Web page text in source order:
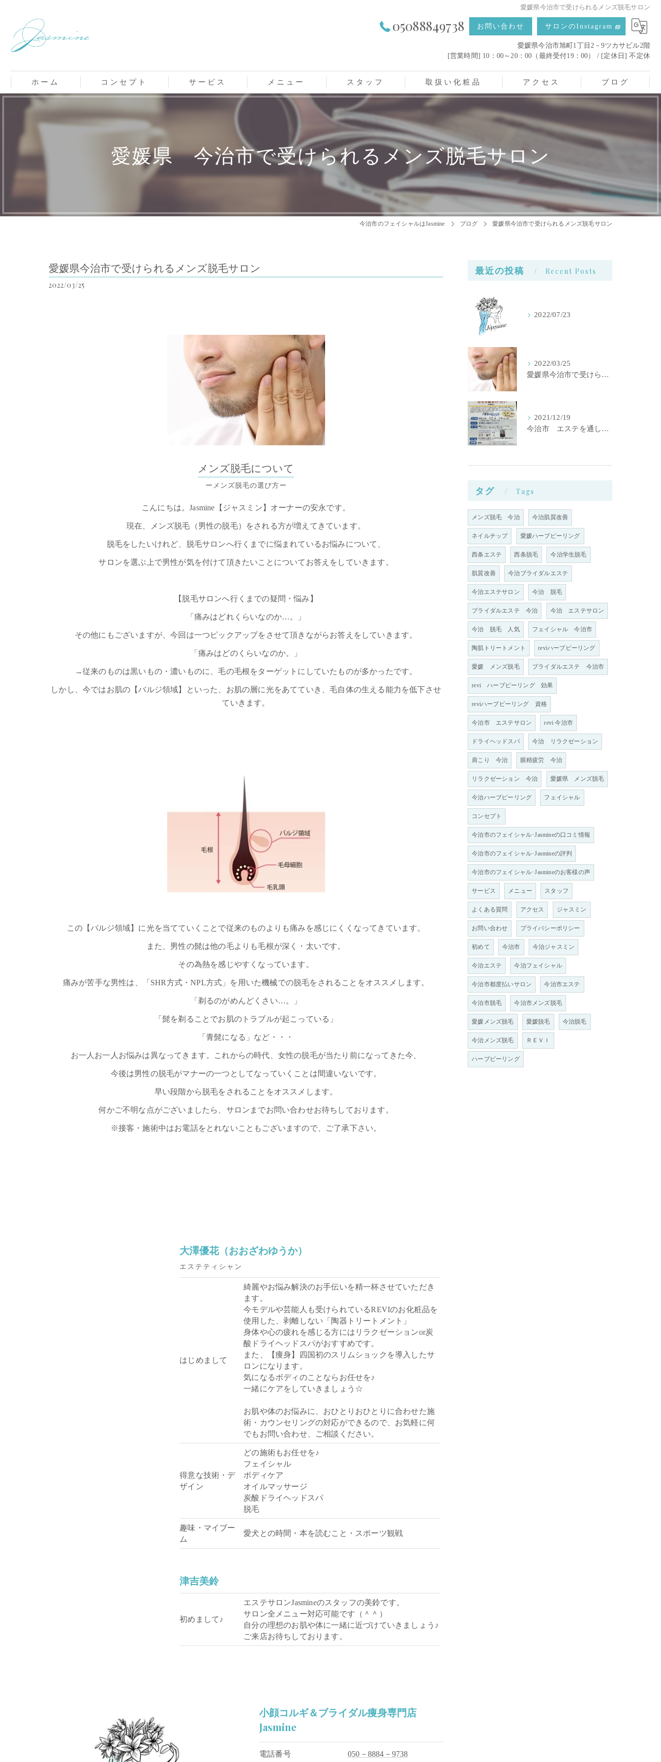
愛媛県今治市で受けられるメンズ脱毛サロン
05088849738 お問い合わせ サロンのInstagram
愛媛県今治市旭町1丁目2－9ツカサビル2階
[営業時間] 10：00～20：00（最終受付19：00） / [定休日] 不定休
ホーム コンセプト サービス メニュー
レディースメニュー
メンズメニュー
学生メニュー
スタッフ 取扱い化粧品 アクセス ブログ
愛媛県 今治市で受けられるメンズ脱毛サロン
今治市のフェイシャルはJasmine ブログ 愛媛県今治市で受けられるメンズ脱毛サロン
愛媛県今治市で受けられるメンズ脱毛サロン
2022/03/25
メンズ脱毛について
ーメンズ脱毛の選び方ー
こんにちは。Jasmine【ジャスミン】オーナーの安永です。
現在、メンズ脱毛（男性の脱毛）をされる方が増えてきています。
脱毛をしたいけれど、脱毛サロンへ行くまでに悩まれているお悩みについて、
サロンを選ぶ上で男性が気を付けて頂きたいことについてお答えをしていきます。
【脱毛サロンへ行くまでの疑問・悩み】
「痛みはどれくらいなのか…。」
その他にもございますが、今回は一つピックアップをさせて頂きながらお答えをしていきます。
「痛みはどのくらいなのか。」
→従来のものは黒いもの・濃いものに、毛の毛根をターゲットにしていたものが多かったです。
しかし、今ではお肌の【バルジ領域】といった、お肌の層に光をあてていき、毛自体の生える能力を低下させ
ていきます。
この【バルジ領域】に光を当てていくことで従来のものよりも痛みを感じにくくなってきています。
また、男性の髭は他の毛よりも毛根が深く・太いです。
その為熱を感じやすくなっています。
痛みが苦手な男性は、「SHR方式・NPL方式」を用いた機械での脱毛をされることをオススメします。
「剃るのがめんどくさい…。」
「髭を剃ることでお肌のトラブルが起こっている」
「青髭になる」など・・・
お一人お一人お悩みは異なってきます。これからの時代、女性の脱毛が当たり前になってきた今、
今後は男性の脱毛がマナーの一つとしてなっていくことは間違いないです。
早い段階から脱毛をされることをオススメします。
何かご不明な点がございましたら、サロンまでお問い合わせお待ちしております。
※接客・施術中はお電話をとれないこともございますので、ご了承下さい。
大澤優花（おおざわゆうか）
エステティシャン
はじめまして
綺麗やお悩み解決のお手伝いを精一杯させていただき
ます。
今モデルや芸能人も受けられているREVIのお化粧品を
使用した、剥離しない「陶器トリートメント」
身体や心の疲れを感じる方にはリラクゼーションor炭
酸ドライヘッドスパがおすすめです。
また、【痩身】四国初のスリムショックを導入したサ
ロンになります。
気になるボディのことならお任せを♪
一緒にケアをしていきましょう☆
お肌や体のお悩みに、おひとりおひとりに合わせた施
術・カウンセリングの対応ができるので、お気軽に何
でもお問い合わせ、ご相談ください。
得意な技術・デ
ザイン
どの施術もお任せを♪
フェイシャル
ボディケア
オイルマッサージ
炭酸ドライヘッドスパ
脱毛
趣味・マイブー
ム
愛犬との時間・本を読むこと・スポーツ観戦
津吉美鈴
初めまして♪
エステサロンJasmineのスタッフの美鈴です。
サロン全メニュー対応可能です（＾＾）
自分の理想のお肌や体に一緒に近づけていきましょう♪
ご来店お待ちしております。
小顔コルギ＆ブライダル痩身専門店
Jasmine
電話番号 050－8884－9738
最近の投稿 Recent Posts
2022/07/23
2022/03/25
愛媛県今治市で受けられるメンズ脱毛サロン
2021/12/19
今治市 エステを通して伝えたいこと
タグ Tags
メンズ脱毛 今治 今治肌質改善
ネイルチップ 愛媛ハーブピーリング
西条エステ 西条脱毛 今治学生脱毛
肌質改善 今治ブライダルエステ
今治エステサロン 今治 脱毛
ブライダルエステ 今治 今治 エステサロン
今治 脱毛 人気 フェイシャル 今治市
陶肌トリートメント reviハーブピーリング
愛媛 メンズ脱毛 ブライダルエステ 今治市
revi ハーブピーリング 効果
reviハーブピーリング 資格
今治市 エステサロン revi 今治市
ドライヘッドスパ 今治 リラクゼーション
肩こり 今治 眼精疲労 今治
リラクゼーション 今治 愛媛県 メンズ脱毛
今治ハーブピーリング フェイシャル
コンセプト
今治市のフェイシャル･Jasmineの口コミ情報
今治市のフェイシャル･Jasmineの評判
今治市のフェイシャル･Jasmineのお客様の声
サービス メニュー スタッフ
よくある質問 アクセス ジャスミン
お問い合わせ プライバシーポリシー
初めて 今治市 今治ジャスミン
今治エステ 今治フェイシャル
今治市都度払いサロン 今治市エステ
今治市脱毛 今治市メンズ脱毛
愛媛メンズ脱毛 愛媛脱毛 今治脱毛
今治メンズ脱毛 ＲＥＶＩ
ハーブピーリング